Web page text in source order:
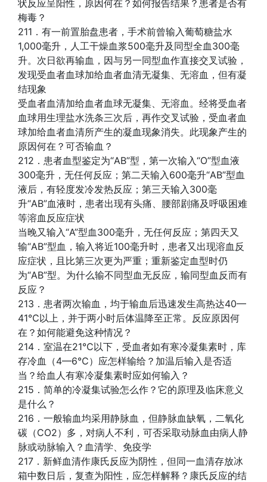
状反应呈阳性，原因何在？如何报告结果？患者是否有
梅毒？
211．有一前置胎盘患者，手术前曾输入葡萄糖盐水
1,000毫升，人工干燥血浆500毫升及同型全血300毫
升。次日欲再输血，因与另一同型血作直接交叉试验，
发现受血者血球加给血者血清无凝集、无溶血，但有凝
结现象
受血者血清加给血者血球无凝集、无溶血。经将受血者
血球用生理盐水洗条三次后，再作交叉试验，受血者血
球加给血者血清所产生的凝血现象消失。此现象产生的
原因何在？可否输血？
212．患者血型鉴定为“AB”型，第一次输入“O”型血液
300毫升，无任何反应；第二天输入600毫升“AB”型血
液后，有轻度发冷发热反应；第三天输入300毫
升“AB”血液时，患者出现有头痛、腰部剧痛及呼吸困难
等溶血反应症状
当晚又输入“A”型血300毫升，无任何反应；第四天又
输“AB”型血，输入将近100毫升时，患者又出现溶血反
应症状，且比第三次更为严重；重新鉴定血型时仍
为“AB”型。为什么输不同型血无反应，输同型血反而有
反应？
213．患者两次输血，均于输血后迅速发生高热达40—
41℃以上，并于两小时后体温降至正常。反应原因何
在？如何能避免这种情况？
214．室温在21℃以下，受血者如有寒冷凝集素时，库
存冷血（4—6℃）应怎样输给？加温后输入是否适
当？给血人有寒冷凝集素时应如何输入？
215．简单的冷凝集试验怎么作？它的原理及临床意义
是什么？
216．一般输血均采用静脉血，但静脉血缺氧，二氧化
碳（CO2）多，对病人不利，可否采取动脉血由病人静
脉或动脉输入？血清学、免疫学
217．新鲜血清作康氏反应为阴性，但同一血清存放冰
箱中数日后，复查为阳性，应怎样解释？康氏反应的结